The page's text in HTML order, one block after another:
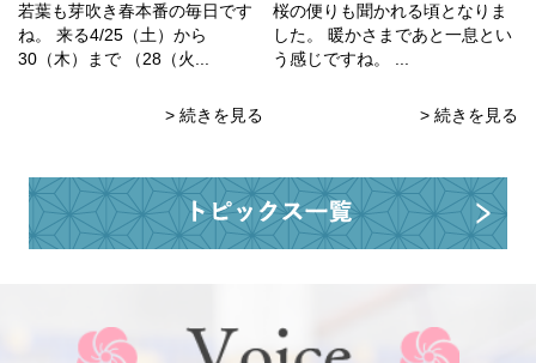
若葉も芽吹き春本番の毎日です
ね。 来る4/25（土）から
30（木）まで （28（火...
> 続きを見る
桜の便りも聞かれる頃となりま
した。 暖かさまであと一息とい
う感じですね。 ...
> 続きを見る